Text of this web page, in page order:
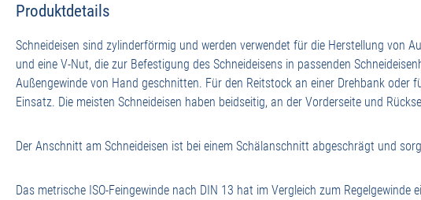
Produktdetails
Schneideisen sind zylinderförmig und werden verwendet für die Herstellung von
und eine V-Nut, die zur Befestigung des Schneideisens in passenden
Außengewinde von Hand geschnitten. Für den Reitstock an einer Drehbank
Einsatz. Die meisten Schneideisen haben beidseitig, an der Vorderseite und
Der Anschnitt am Schneideisen ist bei einem Schälanschnitt abgeschrägt und
Das metrische ISO-Feingewinde nach DIN 13 hat im Vergleich zum